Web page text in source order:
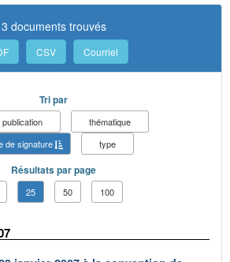
3 documents trouvés
CSV Courriel
Tri par
thématique
de signature
type
Résultats par page
25 50 100